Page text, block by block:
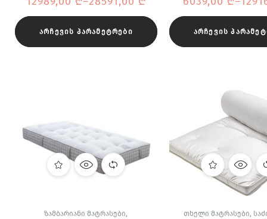
მატრასი
ᲐᲠᲩᲔᲕᲘᲡ ᲞᲐᲠᲐᲛᲔᲢᲠᲔᲑᲘ
მატრასი
ᲐᲠᲩᲔᲕᲘᲡ
ᲖᲐᲛᲑᲐᲠᲘᲐᲜᲘ ᲛᲐᲢᲠᲐᲡᲔᲑᲘ,
ᲗᲮᲔᲚᲘ ᲛᲐᲢᲠᲐᲡᲔᲑᲘ,